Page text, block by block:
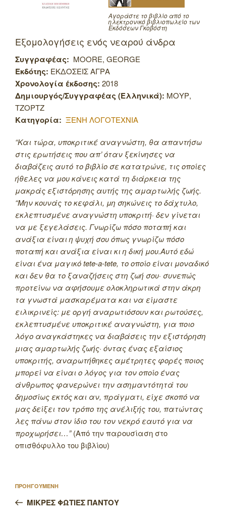
Αγοράστε το βιβλίο από το
ηλεκτρονικό βιβλιοπωλείο των
Εκδόσεων Γκοβόστη
Εξομολογήσεις ενός νεαρού άνδρα
Συγγραφέας: MOORE, GEORGE
Εκδότης: ΕΚΔΟΣΕΙΣ ΑΓΡΑ
Χρονολογία έκδοσης: 2018
Δημιουργός/Συγγραφέας (Ελληνικά): ΜΟΥΡ,
ΤΖΟΡΤΖ
Κατηγορία: ΞΕΝΗ ΛΟΓΟΤΕΧΝΙΑ
“Και τώρα, υποκριτικέ αναγνώστη, θα απαντήσω
στις ερωτήσεις που απ’ όταν ξεκίνησες να
διαβάζεις αυτό το βιβλίο σε κατατρώνε, τις οποίες
ήθελες να μου κάνεις κατά τη διάρκεια της
μακράς εξιστόρησης αυτής της αμαρτωλής ζωής.
“Μην κουνάς το κεφάλι, μη σηκώνεις το δάχτυλο,
εκλεπτυσμένε αναγνώστη υποκριτή· δεν γίνεται
να με ξεγελάσεις. Γνωρίζω πόσο ποταπή και
ανάξια είναι η ψυχή σου όπως γνωρίζω πόσο
ποταπή και ανάξια είναι κι η δική μου.Αυτό εδώ
είναι ένα μαγικό tete-a-tete, το οποίο είναι μοναδικό
και δεν θα το ξαναζήσεις στη ζωή σου· συνεπώς
προτείνω να αφήσουμε ολοκληρωτικά στην άκρη
τα γνωστά μασκαρέματα και να είμαστε
ειλικρινείς: με οργή αναρωτιόσουν και ρωτούσες,
εκλεπτυσμένε υποκριτικέ αναγνώστη, για ποιο
λόγο αναγκάστηκες να διαβάσεις την εξιστόρηση
μιας αμαρτωλής ζωής· όντας ένας εξαίσιος
υποκριτής, αναρωτήθηκες αμέτρητες φορές ποιος
μπορεί να είναι ο λόγος για τον οποίο ένας
άνθρωπος φανερώνει την ασημαντότητά του
δημοσίως εκτός και αν, πράγματι, είχε σκοπό να
μας δείξει τον τρόπο της ανέλιξής του, πατώντας
λες πάνω στον ίδιο του τον νεκρό εαυτό για να
προχωρήσει…”(Από την παρουσίαση στο
οπισθόφυλλο του βιβλίου)
άρθρων
Προηγούμενο
άρθρο
ΠΡΟΗΓΟΥΜΕΝΗ
ΜΙΚΡΕΣ ΦΩΤΙΕΣ ΠΑΝΤΟΥ